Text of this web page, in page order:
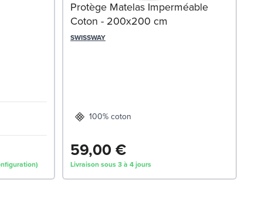
Protège Matelas Imperméable
Coton - 200x200 cm
SWISSWAY
100% coton
59,00 €
Livraison sous 3 à 4 jours